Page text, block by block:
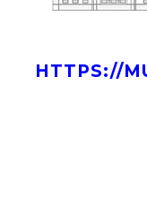
HTTPS://